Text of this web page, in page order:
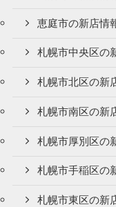
恵庭市の新店情
札幌市中央区の
札幌市北区の新
札幌市南区の新
札幌市厚別区の
札幌市手稲区の
札幌市東区の新